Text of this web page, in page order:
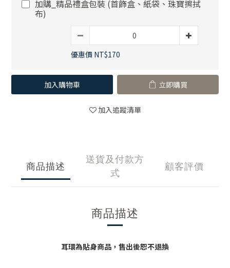
加購_精品禮盒包裝 (首飾盒、紙袋、珠寶擦拭
布)
優惠價 NT$170
加入購物車 立即購買
加入追蹤清單
商品描述
送貨及付款方
式
顧客評價
商品描述
耳環為貼身商品，售出後恕不退換